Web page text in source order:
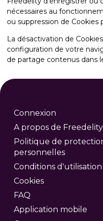
nécessaires au
ou suppression de Cookies
La désactivation de
configuration de votre
de partage contenus dans
Connexion
A propos de Freedelity
Politique de
personnelles
Conditions d'utilisation
Cookies
FAQ
Application mobile